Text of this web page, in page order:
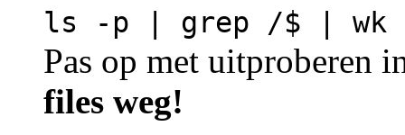
ls -p | grep /$ |
Pas op met uitproberen
files weg!